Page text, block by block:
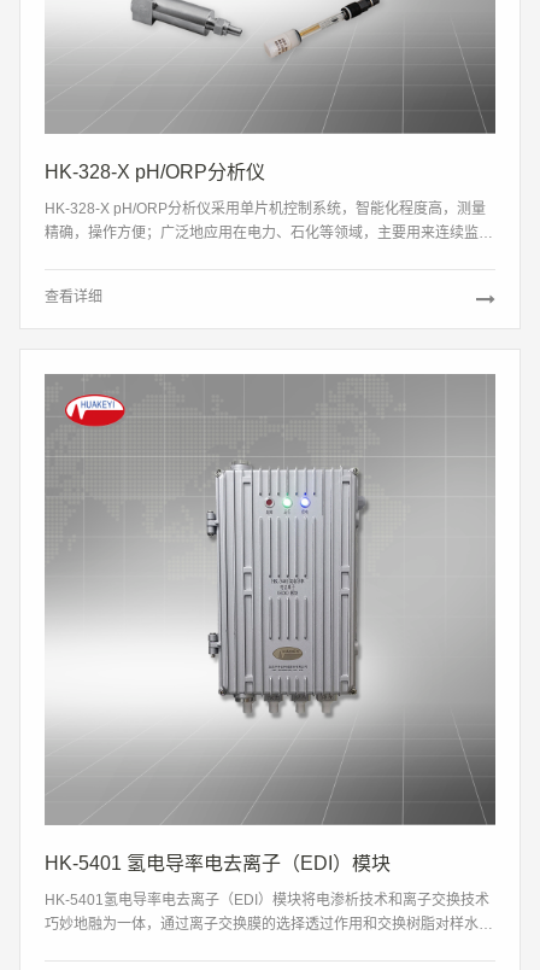
HK-328-X pH/ORP分析仪
HK-328-X pH/ORP分析仪采用单片机控制系统，智能化程度高，测量
精确，操作方便；广泛地应用在电力、石化等领域，主要用来连续监测
查看详细
HK-5401 氢电导率电去离子（EDI）模块
HK-5401氢电导率电去离子（EDI）模块将电渗析技术和离子交换技术
巧妙地融为一体，通过离子交换膜的选择透过作用和交换树脂对样水中